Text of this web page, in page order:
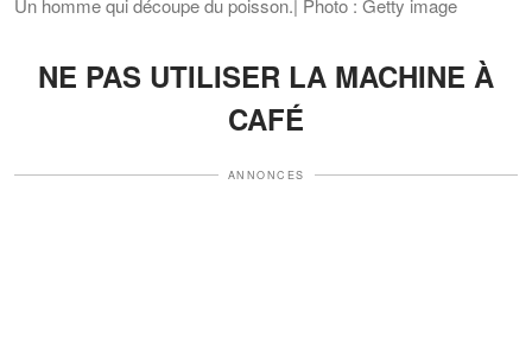
Un homme qui découpe du poisson.| Photo : Getty image
NE PAS UTILISER LA MACHINE À
CAFÉ
ANNONCES